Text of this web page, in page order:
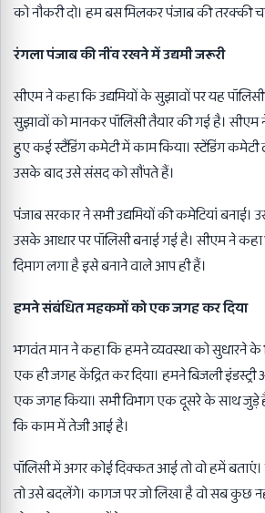
को नौकरी दो। हम बस मिलकर पंजाब की तरक्की
रंगला पंजाब की नींव रखने में उद्यमी जरूरी
सीएम ने कहा कि उद्यमियों के सुझावों पर यह
सुझावों को मानकर पॉलिसी तैयार की गई है।
हुए कई स्टैंडिंग कमेटी में काम किया। स्टेंडिंग
उसके बाद उसे संसद को सौंपते हैं।
पंजाब सरकार ने सभी उद्यमियों की कमेटियां
उसके आधार पर पॉलिसी बनाई गई है। सीएम ने
दिमाग लगा है इसे बनाने वाले आप ही हैं।
हमने संबंधित महकमों को एक जगह कर दिया
भगवंत मान ने कहा कि हमने व्यवस्था को सुधारने
एक ही जगह केंद्रित कर दिया। हमने बिजली
एक जगह किया। सभी विभाग एक दूसरे के साथ जुड़े
कि काम में तेजी आई है।
पॉलिसी में अगर कोई दिक्कत आई तो वो हमें
तो उसे बदलेंगे। कागज पर जो लिखा है वो सब कुछ